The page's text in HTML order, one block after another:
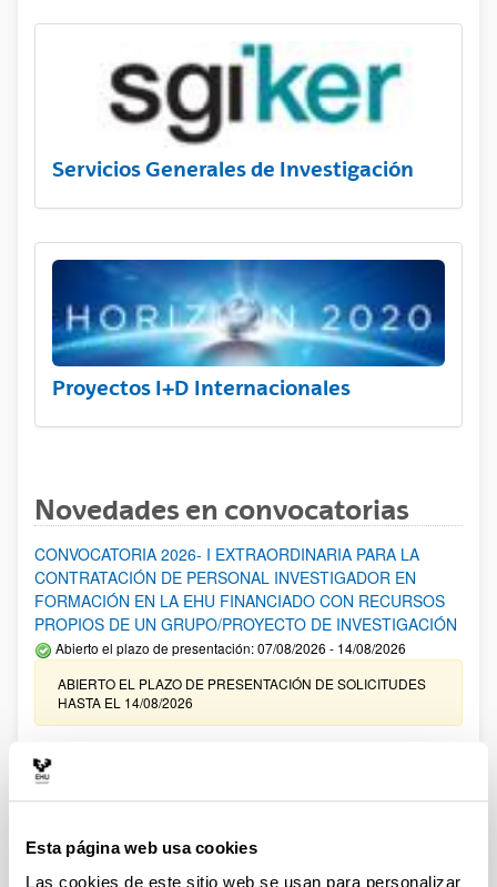
Esta página web usa cookies
Las cookies de este sitio web se usan para personalizar
Servicios Generales de Investigación
Proyectos I+D Internacionales
Novedades en convocatorias
CONVOCATORIA 2026- I EXTRAORDINARIA PARA LA
CONTRATACIÓN DE PERSONAL INVESTIGADOR EN
FORMACIÓN EN LA EHU FINANCIADO CON RECURSOS
PROPIOS DE UN GRUPO/PROYECTO DE INVESTIGACIÓN
Abierto el plazo de presentación: 07/08/2026 - 14/08/2026
ABIERTO EL PLAZO DE PRESENTACIÓN DE SOLICITUDES
HASTA EL 14/08/2026
Ayudas para financiación de la adquisición y renovación de
infraestructura científica y fondos bibliográficos en la
UPV/EHU 2026
25/03/2026: Corrección de errores del listado provisional de
solicitudes admitidas y excluidas. 23/03/2026: Relación